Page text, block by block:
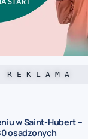
R E K L A M A
w Saint-Hubert –
osadzonych